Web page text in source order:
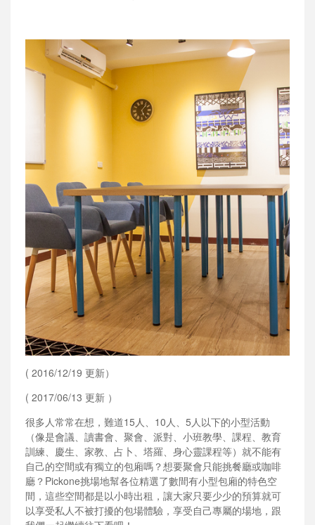
( 2016/12/19 更新）
( 2017/06/13 更新 ）
很多人常常在想，難道15人、10人、5人以下的小型活動
（像是會議、讀書會、聚會、派對、小班教學、課程、教育
訓練、慶生、家教、占卜、塔羅、身心靈課程等）就不能有
自己的空間或有獨立的包廂嗎？想要聚會只能挑餐廳或咖啡
廳？Pickone挑場地幫各位精選了數間有小型包廂的特色空
間，這些空間都是以小時出租，讓大家只要少少的預算就可
以享受私人不被打擾的包場體驗，享受自己專屬的場地，跟